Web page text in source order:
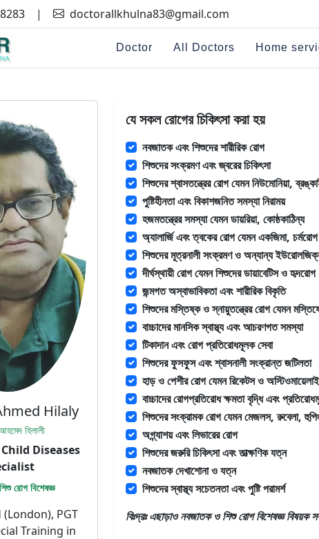
| doctorallkhulna83@gmail.com
Doctor All Doctors Home
Hilaly
হিলালী
Diseases
রোগ বিশেষজ্ঞ
(London), PGT
Training in
যে সকল রোগের চিকিৎসা করা হয়
নবজাতক এবং শিশুদের শারীরিক রোগ
শিশুদের সংক্রমণ এবং জ্বরের চিকিৎসা
শিশুদের শ্বাসতন্ত্রের রোগ যেমন নিউমোনিয়া,
পুষ্টিহীনতা এবং বিকাশজনিত সমস্যা নিরাময়
হজমতন্ত্রের সমস্যা যেমন ডায়রিয়া, কোষ্ঠকাঠিন্য
অ্যালার্জি এবং ত্বকের রোগ যেমন একজিমা, চর্মরোগ
শিশুদের মূত্রনালী সংক্রমণ ও অন্যান্য
দীর্ঘস্থায়ী রোগ যেমন শিশুদের ডায়াবেটিস ও হৃদরোগ
জন্মগত অস্বাভাবিকতা এবং শারীরিক বিকৃতি
শিশুদের মস্তিষ্ক ও স্নায়ুতন্ত্রের রোগ যেমন
বাচ্চাদের মানসিক স্বাস্থ্য এবং আচরণগত সমস্যা
টিকাদান এবং রোগ প্রতিরোধমূলক সেবা
শিশুদের ফুসফুস এবং শ্বাসনালী সংক্রান্ত জটিলতা
হাড় ও পেশীর রোগ যেমন রিকেটস ও
বাচ্চাদের রোগপ্রতিরোধ ক্ষমতা বৃদ্ধি এবং
শিশুদের সংক্রামক রোগ যেমন মেজলস, রুবেলা, হুপিং
অগ্ন্যাশয় এবং লিভারের রোগ
শিশুদের জরুরি চিকিৎসা এবং তাত্ক্ষণিক যত্ন
নবজাতক দেখাশোনা ও যত্ন
শিশুদের স্বাস্থ্য সচেতনতা এবং পুষ্টি পরামর্শ
বিঃদ্রঃ এছাড়াওনবজাতক ও শিশু রোগ বিশেষজ্ঞবিষয়ক